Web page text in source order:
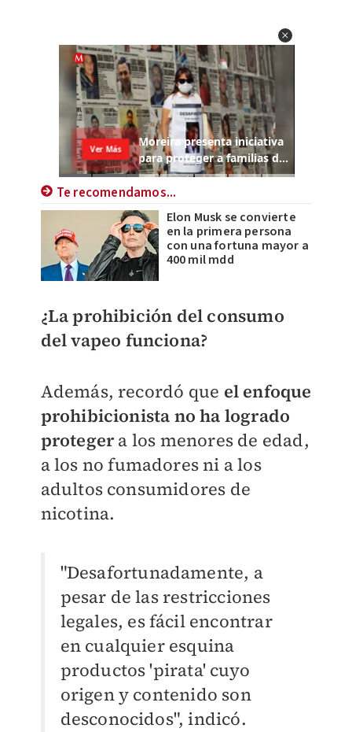
Te recomendamos...
Elon Musk se convierte
en la primera persona
con una fortuna mayor a
400 mil mdd
¿La prohibición del consumo
del vapeo funciona?
Además, recordó que el enfoque
prohibicionista no ha logrado
protegera los menores de edad,
a los no fumadores ni a los
adultos consumidores de
nicotina.
"Desafortunadamente, a
pesar de las restricciones
legales, es fácil encontrar
en cualquier esquina
productos 'pirata' cuyo
origen y contenido son
desconocidos", indicó.